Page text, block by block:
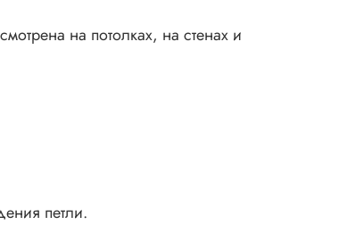
на потолках, на стенах и
петли.